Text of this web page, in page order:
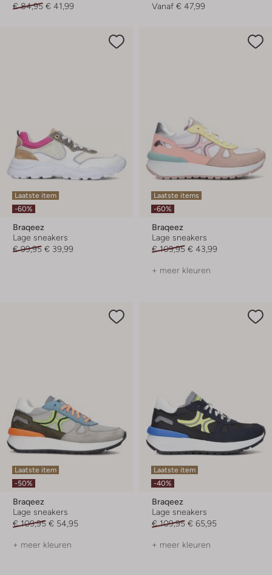
€ 84,95 € 41,99
Vanaf € 47,99
Laatste item
-60%
Braqeez
Lage sneakers
€ 99,95 € 39,99
Laatste items
-60%
Braqeez
Lage sneakers
€ 109,95 € 43,99
+ meer kleuren
Laatste item
-50%
Braqeez
Lage sneakers
€ 109,95 € 54,95
+ meer kleuren
Laatste item
-40%
Braqeez
Lage sneakers
€ 109,95 € 65,95
+ meer kleuren